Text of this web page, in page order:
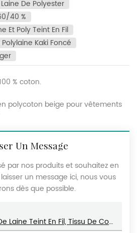
De Polyester
40 %
Et Poly Teint En Fil
Kaki Foncé
% coton.
polycoton beige pour vêtements
Un Message
par nos produits et souhaitez en
un message ici, nous vous
dès que possible.
Tissu De Mélange De Laine Teint En Fil, Tissu De Costume En Laine Peignée